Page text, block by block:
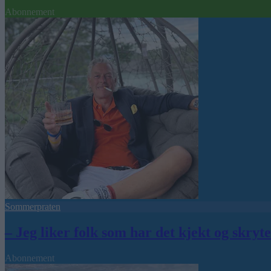
Abonnement
Sommerpraten
– Jeg liker folk som har det kjekt og
Abonnement